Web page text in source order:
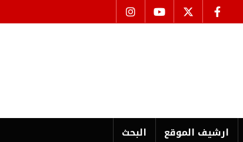
ارشیف الموقع البحث